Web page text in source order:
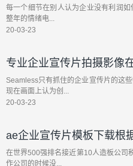
每一个细节在别人认为企业没有利润
整年的情绪电...
20-03-23
专业企业宣传片拍摄影像
Seamless只有抓住的企业宣传片的这
现在画面上认为创...
20-03-23
ae企业宣传片模板下载根
在世界500强排名接近第10人造板公司
作公司的时候没...